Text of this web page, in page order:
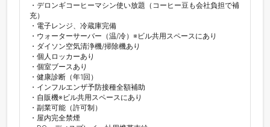
・デロンギコーヒーマシン使い放題（コーヒー豆も会社負担で補
充）
・電子レンジ、冷蔵庫完備
・ウォーターサーバー（温/冷）※ビル共用スペースにあり
・ダイソン空気清浄機/掃除機あり
・個人ロッカーあり
・個室ブースあり
・健康診断（年1回）
・インフルエンザ予防接種全額補助
・自販機※ビル共用スペースにあり
・副業可能（許可制）
・屋内完全禁煙